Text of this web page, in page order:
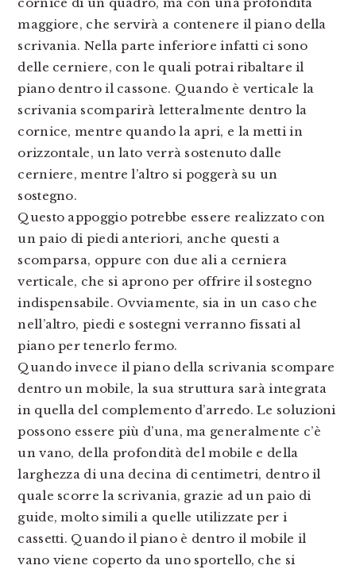
maggiore, che servirà a contenere il piano della
scrivania. Nella parte inferiore infatti ci sono
delle cerniere, con le quali potrai ribaltare il
piano dentro il cassone. Quando è verticale la
scrivania scomparirà letteralmente dentro la
cornice, mentre quando la apri, e la metti in
orizzontale, un lato verrà sostenuto dalle
cerniere, mentre l’altro si poggerà su un
sostegno.
Questo appoggio potrebbe essere realizzato con
un paio di piedi anteriori, anche questi a
scomparsa, oppure con due ali a cerniera
verticale, che si aprono per offrire il sostegno
indispensabile. Ovviamente, sia in un caso che
nell’altro, piedi e sostegni verranno fissati al
piano per tenerlo fermo.
Quando invece il piano della scrivania scompare
dentro un mobile, la sua struttura sarà integrata
in quella del complemento d’arredo. Le soluzioni
possono essere più d’una, ma generalmente c’è
un vano, della profondità del mobile e della
larghezza di una decina di centimetri, dentro il
quale scorre la scrivania, grazie ad un paio di
guide, molto simili a quelle utilizzate per i
cassetti. Quando il piano è dentro il mobile il
vano viene coperto da uno sportello, che si